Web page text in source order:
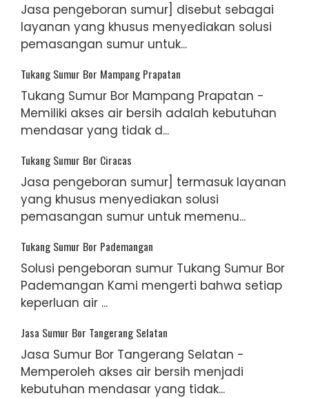
Jasa pengeboran sumur] disebut sebagai
layanan yang khusus menyediakan solusi
pemasangan sumur untuk...
Tukang Sumur Bor Mampang Prapatan
Tukang Sumur Bor Mampang Prapatan -
Memiliki akses air bersih adalah kebutuhan
mendasar yang tidak d...
Tukang Sumur Bor Ciracas
Jasa pengeboran sumur] termasuk layanan
yang khusus menyediakan solusi
pemasangan sumur untuk memenu...
Tukang Sumur Bor Pademangan
Solusi pengeboran sumur Tukang Sumur Bor
Pademangan Kami mengerti bahwa setiap
keperluan air ...
Jasa Sumur Bor Tangerang Selatan
Jasa Sumur Bor Tangerang Selatan -
Memperoleh akses air bersih menjadi
kebutuhan mendasar yang tidak...